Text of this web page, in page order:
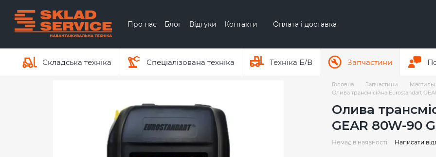
Про нас
Блог Відгуки Контакти
Оплата і доставка
Складська техніка Спеціалізована техніка Техніка Б/В Запчастини
Головна Запчастини
Олива трансмісійна Eurostandart
Олива
GEAR 80W-90
Немає в наявності Написати